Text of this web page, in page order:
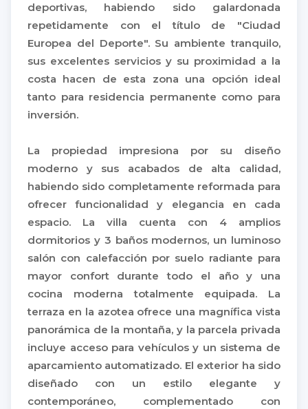
deportivas, habiendo sido galardonada
repetidamente con el título de "Ciudad
Europea del Deporte". Su ambiente tranquilo,
sus excelentes servicios y su proximidad a la
costa hacen de esta zona una opción ideal
tanto para residencia permanente como para
inversión.
La propiedad impresiona por su diseño
moderno y sus acabados de alta calidad,
habiendo sido completamente reformada para
ofrecer funcionalidad y elegancia en cada
espacio. La villa cuenta con 4 amplios
dormitorios y 3 baños modernos, un luminoso
salón con calefacción por suelo radiante para
mayor confort durante todo el año y una
cocina moderna totalmente equipada. La
terraza en la azotea ofrece una magnífica vista
panorámica de la montaña, y la parcela privada
incluye acceso para vehículos y un sistema de
aparcamiento automatizado. El exterior ha sido
diseñado con un estilo elegante y
contemporáneo, complementado con